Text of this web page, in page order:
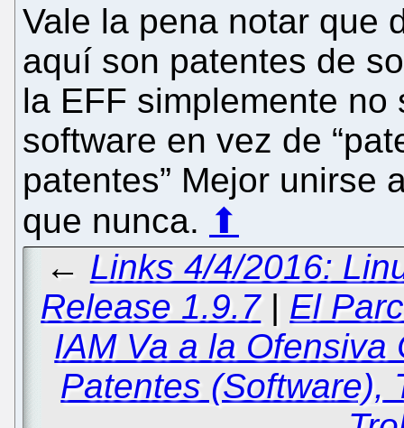
Vale la pena notar que
aquí son patentes de
la EFF simplemente
software en vez de
patentes” Mejor unirse
que nunca. ⬆
← Links 4/4/2016:
Release 1.9.7| El
IAM Va a la
Patentes (Software),